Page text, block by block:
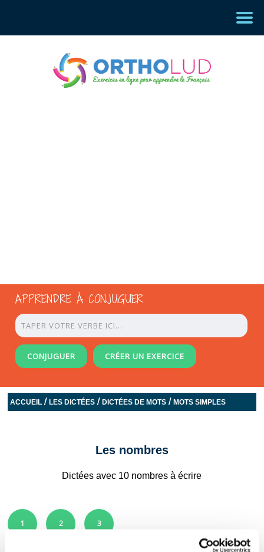
APPRENDRE À CONJUGUER
CONJUGUER CRÉER UN EXERCICE
ACCUEIL /LES DICTÉES /DICTÉES DE MOTS /MOTS SIMPLES
Les nombres
Dictées avec 10 nombres à écrire
1 2 3